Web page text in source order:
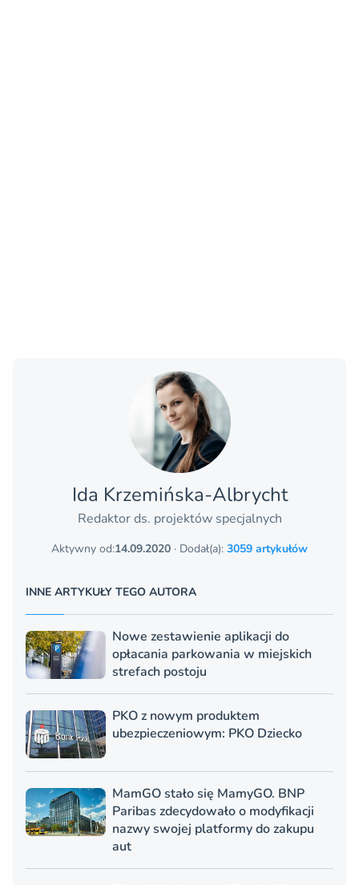
Ida Krzemińska-Albrycht
Redaktor ds. projektów specjalnych
Aktywny od:14.09.2020 · Dodał(a): 3059 artykułów
INNE ARTYKUŁY TEGO AUTORA
Nowe zestawienie aplikacji do
opłacania parkowania w miejskich
strefach postoju
PKO z nowym produktem
ubezpieczeniowym: PKO Dziecko
MamGO stało się MamyGO. BNP
Paribas zdecydowało o modyfikacji
nazwy swojej platformy do zakupu
aut